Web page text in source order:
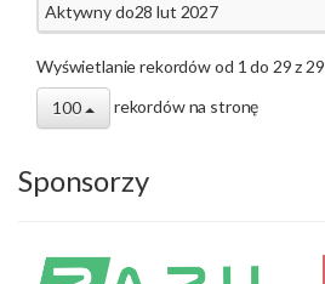
Aktywny do28 lut 2027
Wyświetlanie rekordów od 1 do 29 z 29
100
rekordów na stronę
Sponsorzy